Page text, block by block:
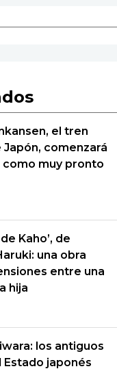
el tren
Japón, comenzará
como muy pronto
Kaho’, de
una obra
entre una
hija
los antiguos
japonés